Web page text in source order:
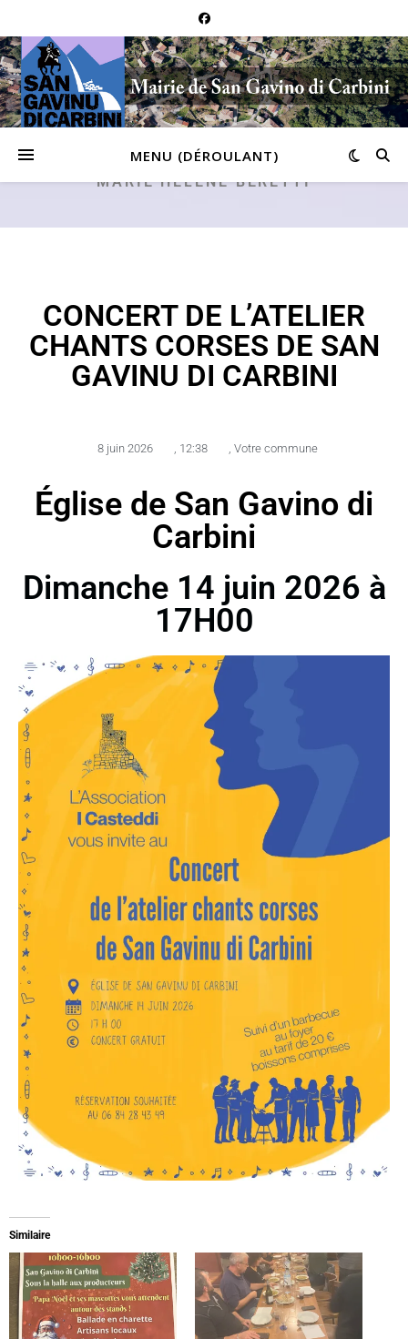
MENU (DÉROULANT)
MARIE HÉLÈNE BERETTI
CONCERT DE L’ATELIER
CHANTS CORSES DE SAN
GAVINU DI CARBINI
8 juin 2026 , 12:38 , Votre commune
Église de San Gavino di
Carbini
Dimanche 14 juin 2026 à
17H00
Similaire